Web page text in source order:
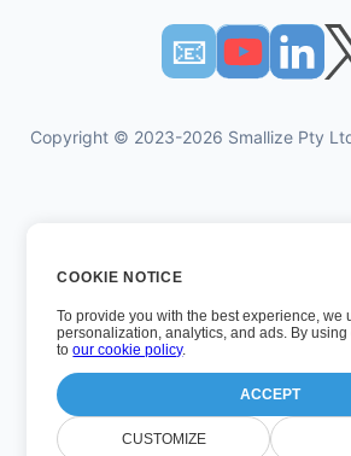
📧︎
Copyright © 2023-2026 Smallize Pty
Πολιτική Απορρήτου
Οροι χρήσης
Εκτελεστική πρόσβαση
Αριθμός έκδοσης:
COOKIE NOTICE
To provide you with the best experience, we
personalization, analytics, and ads. By
toour cookie policy.
ACCEPT
CUSTOMIZE